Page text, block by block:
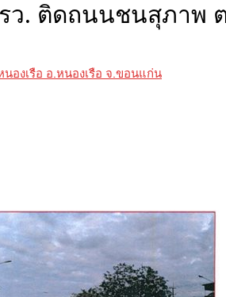
ว. ติดถนนชนสุภาพ
งเรือ อ.หนองเรือ จ.ขอนแก่น